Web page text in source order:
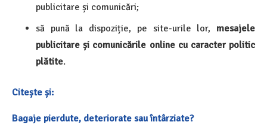
publicitare și comunicări;
să pună la dispoziție, pe site-urile lor, mesajele
publicitare și comunicările online cu caracter politic
plătite.
Citește și:
Bagaje pierdute, deteriorate sau întârziate?